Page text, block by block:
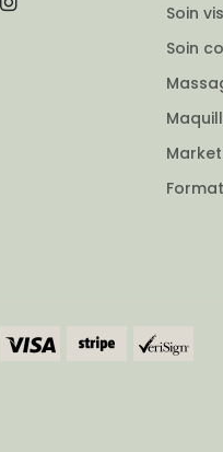
Soin
Soin